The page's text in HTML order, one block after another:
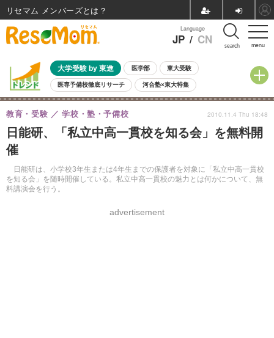
menu
Language
JP / CN search
大学受験 by 東進 医学部 東大受験
医専予備校徹底リサーチ 河合塾×東大特集
親子で考える大学選び 高校受験 中学受験 小学校受験
共通テスト 夏休み 8月開催学校説明会・相談会
8月開催イベント・WS 全国公立高校 過去問 人気記事
自由研究教材（小学生向け）
日能研、「私立中高一貫校を知る会」を無料開
催
日能研は、小学校3年生または4年生までの保護者を対象に「私立中高一貫校
を知る会」を随時開催している。私立中高一貫校の魅力とは何かについて、無
料講演会を行う。
教育・受験 学校・塾・予備校
advertisement
2010.11.4 Thu 18:48
リセマム メンバーズ